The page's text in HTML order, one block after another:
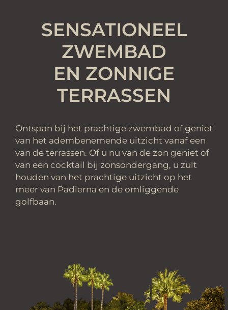
SENSATIONEEL
ZWEMBAD
EN ZONNIGE
TERRASSEN
Ontspan bij het prachtige zwembad of geniet
van het adembenemende uitzicht vanaf een
van de terrassen. Of u nu van de zon geniet of
van een cocktail bij zonsondergang, u zult
houden van het prachtige uitzicht op het
meer van Padierna en de omliggende
golfbaan.